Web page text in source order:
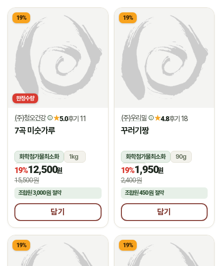
19%
한정수량
(주)청오건강 ★5.0후기 11
7곡 미숫가루
화학첨가물최소화
1kg
상온
19%12,500원
15,500원
조합원3,000원 절약
담기
19%
(주)우리밀 ★4.8후기 18
꾸러기짱
화학첨가물최소화
90g
상온
19%1,950원
2,400원
조합원450원절약
담기
19% 19%